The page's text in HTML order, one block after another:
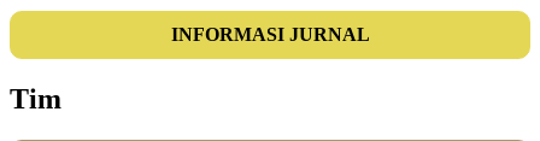
INFORMASI JURNAL
Tim